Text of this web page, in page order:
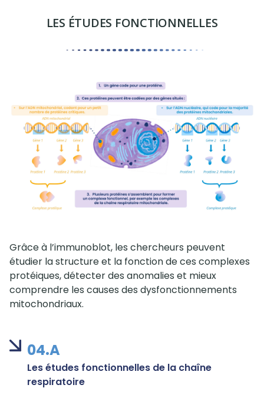
LES ÉTUDES FONCTIONNELLES
Grâce à l’immunoblot, les chercheurs peuvent
étudier la structure et la fonction de ces complexes
protéiques, détecter des anomalies et mieux
comprendre les causes des dysfonctionnements
mitochondriaux.
04.A
Les études fonctionnelles de la chaîne
respiratoire